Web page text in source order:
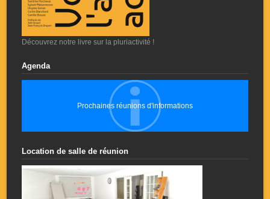
Découvrez notre livre sur la pluriactivité !
Agenda
Prochaines réunions d'informations
Location de salle de réunion